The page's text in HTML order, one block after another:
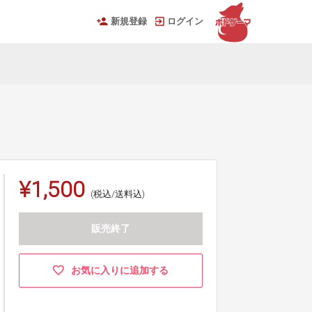
新規登録 ログイン
¥1,500 (税込/送料込)
販売終了
お気に入りに追加する